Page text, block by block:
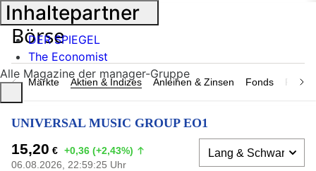
Märkte Aktien & Indizes Anleihen & Zinsen Fonds
UNIVERSAL MUSIC GROUP EO1
15,20 € +0,36 (+2,43%)
06.08.2026, 22:59:25 Uhr
Inhaltepartner
DER SPIEGEL
The Economist
Alle Magazine der manager-Gruppe